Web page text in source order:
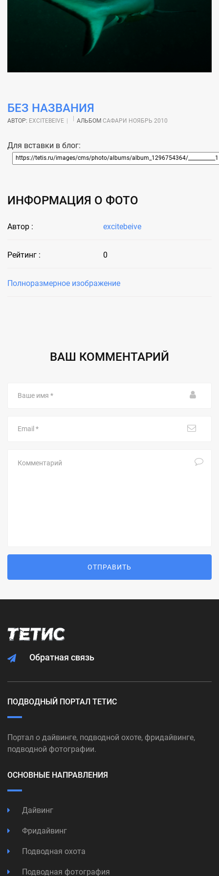
БЕЗ НАЗВАНИЯ
АВТОР: EXCITEBEIVE АЛЬБОМ САФАРИ НОЯБРЬ 2010
Для вставки в блог:
ИНФОРМАЦИЯ О ФОТО
Автор : excitebeive
Рейтинг : 0
Полноразмерное изображение
ВАШ КОММЕНТАРИЙ
имя
ОТПРАВИТЬ
Обратная связь
ПОДВОДНЫЙ ПОРТАЛ ТЕТИС
Портал о дайвинге, подводной охоте, фридайвинге,
подводной фотографии.
ОСНОВНЫЕ НАПРАВЛЕНИЯ
Дайвинг
Фридайвинг
Подводная охота
Подводная фотография